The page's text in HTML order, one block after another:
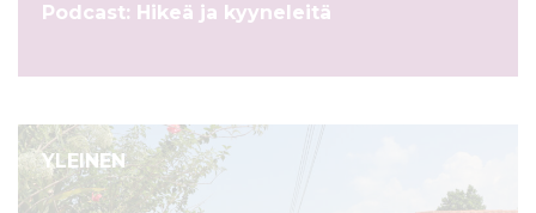
Podcast: Hikeä ja kyyneleitä
YLEINEN